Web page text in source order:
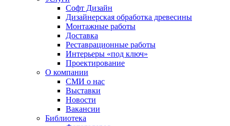
Софт Дизайн
Дизайнерская обработка древесины
Монтажные работы
Доставка
Реставрационные работы
Интерьеры «под ключ»
Проектирование
О компании
СМИ о нас
Выставки
Новости
Вакансии
Библиотека